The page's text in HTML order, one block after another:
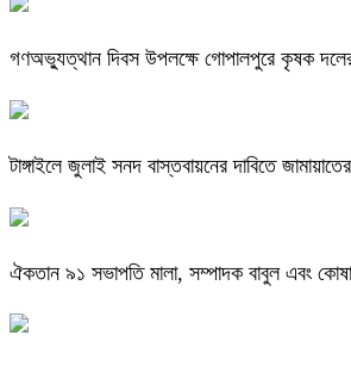
গণঅভ্যুত্থান দিবস উপলক্ষে গোপালপুরে কৃষক দলের
টাঙ্গাইলে জুলাই সনদ বাস্তবায়নের দাবিতে
ঐকতান ৯১ সভাপতি মালা, সম্পাদক বাবুল এবং